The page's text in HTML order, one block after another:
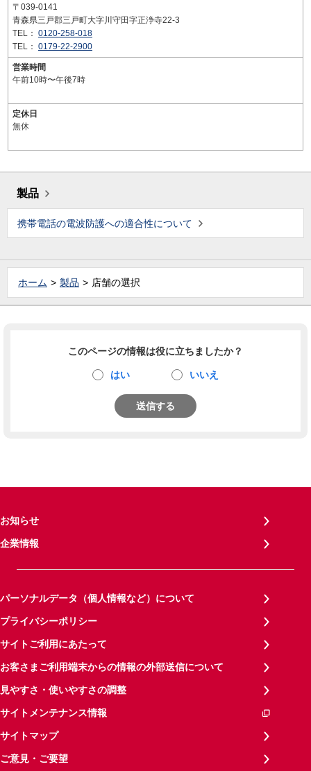
〒039-0141
青森県三戸郡三戸町大字川守田字正浄寺22-3
TEL： 0120-258-018
TEL： 0179-22-2900
営業時間
午前10時〜午後7時
定休日
無休
製品
携帯電話の電波防護への適合性について
ホーム 製品 店舗の選択
このページの情報は役に立ちましたか？
はい いいえ
送信する
お知らせ
企業情報
パーソナルデータ（個人情報など）について
プライバシーポリシー
サイトご利用にあたって
お客さまご利用端末からの情報の外部送信について
見やすさ・使いやすさの調整
サイトメンテナンス情報
サイトマップ
ご意見・ご要望